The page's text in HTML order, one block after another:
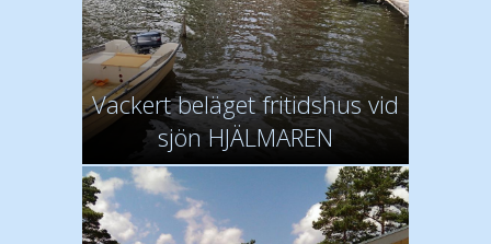
Vackert beläget fritidshus vid
sjön HJÄLMAREN